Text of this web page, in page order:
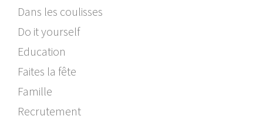
Dans les coulisses
Do it yourself
Education
Faites la fête
Famille
Recrutement